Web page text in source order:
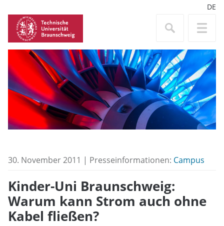
DE
30. November 2011 | Presseinformationen: Campus
Kinder-Uni Braunschweig:
Warum kann Strom auch ohne
Kabel fließen?